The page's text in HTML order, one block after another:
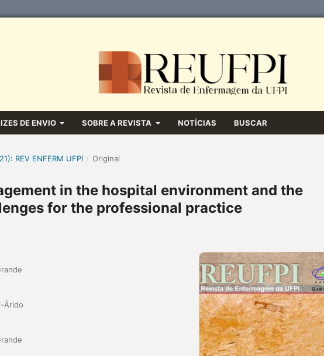
DE ENVIO SOBRE A REVISTA NOTÍCIAS BUSCAR
REV ENFERM UFPI / Original
in the hospital environment and the
for the professional practice
Árido